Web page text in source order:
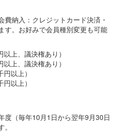
費納入：クレジットカード決済・
す。お好みで会員種別変更も可能
上、議決権あり）
上、議決権あり）
以上）
以上）
度（毎年10月1日から翌年9月30日